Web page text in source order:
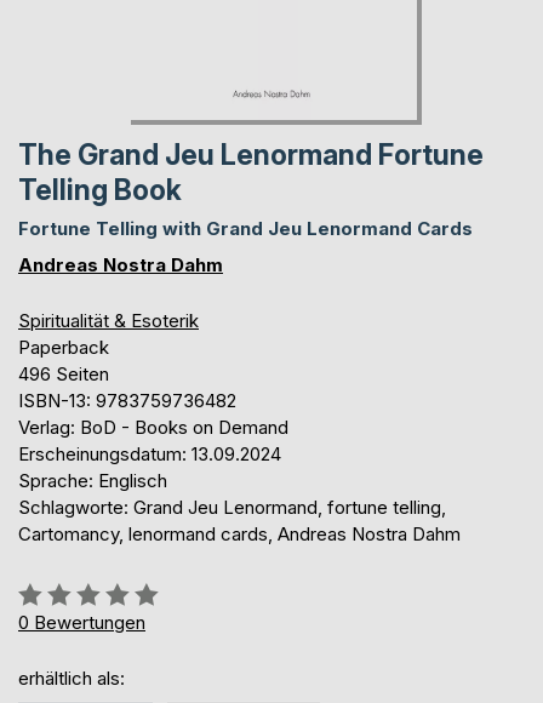
The Grand Jeu Lenormand Fortune
Telling Book
Fortune Telling with Grand Jeu Lenormand Cards
Andreas Nostra Dahm
Spiritualität & Esoterik
Paperback
496 Seiten
ISBN-13: 9783759736482
Verlag: BoD - Books on Demand
Erscheinungsdatum: 13.09.2024
Sprache: Englisch
Schlagworte: Grand Jeu Lenormand, fortune telling,
Cartomancy, lenormand cards, Andreas Nostra Dahm
Bewertung::
0%
0 Bewertungen
erhältlich als: